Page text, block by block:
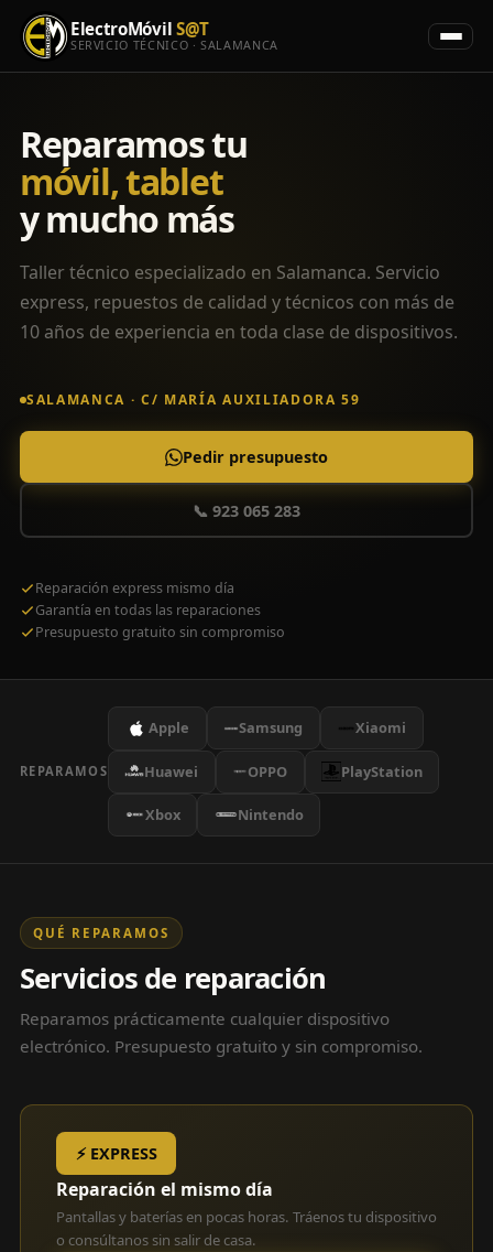
ElectroMóvil S@T
SERVICIO TÉCNICO · SALAMANCA
Reparamos tu
móvil, tablet
y mucho más
Taller técnico especializado en Salamanca. Servicio
express, repuestos de calidad y técnicos con más de
10 años de experiencia en toda clase de dispositivos.
SALAMANCA · C/ MARÍA AUXILIADORA 59
Pedir presupuesto
📞 923 065 283
Reparación express mismo día
Garantía en todas las reparaciones
Presupuesto gratuito sin compromiso
REPARAMOS
Apple Samsung Xiaomi
Huawei OPPO PlayStation
Xbox Nintendo
QUÉ REPARAMOS
Servicios de reparación
Reparamos prácticamente cualquier dispositivo
electrónico. Presupuesto gratuito y sin compromiso.
⚡ EXPRESS
Reparación el mismo día
Pantallas y baterías en pocas horas. Tráenos tu dispositivo
o consúltanos sin salir de casa.